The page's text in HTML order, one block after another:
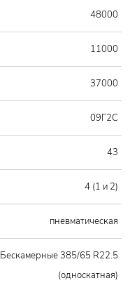
48000
11000
37000
09Г2С
43
4 (1 и 2)
пневматическая
Бескамерные 385/65 R22.5
(односкатная)